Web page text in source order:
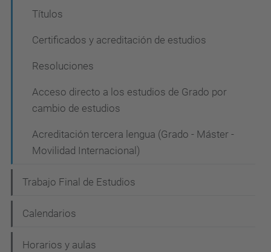
Títulos
Certificados y acreditación de estudios
Resoluciones
Acceso directo a los estudios de Grado por
cambio de estudios
Acreditación tercera lengua (Grado - Máster -
Movilidad Internacional)
Trabajo Final de Estudios
Calendarios
Horarios y aulas